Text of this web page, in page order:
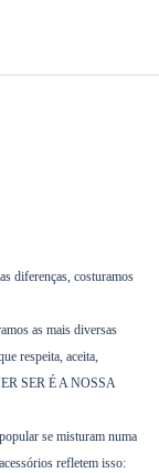
diferenças, costuramos
as mais diversas
respeita, aceita,
SER É A NOSSA
se misturam numa
refletem isso: